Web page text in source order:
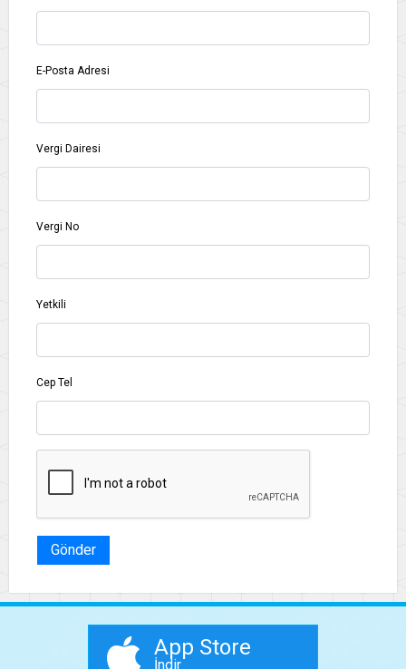
E-Posta Adresi
Vergi Dairesi
Vergi No
Yetkili
Cep Tel
Gönder
App Store
İndir